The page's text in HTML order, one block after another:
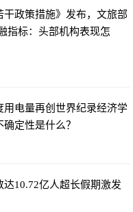
干政策措施》发布，文旅部
指标：头部机构表现怎
电量再创世界纪录经济学
定性是什么？
10.72亿人超长假期激发